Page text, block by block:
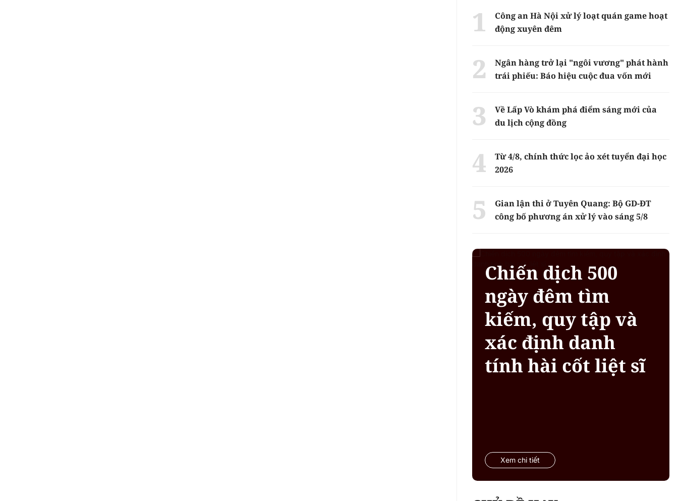
Công an Hà Nội xử lý loạt quán game hoạt
động xuyên đêm
Ngân hàng trở lại "ngôi vương" phát hành
trái phiếu: Báo hiệu cuộc đua vốn mới
Về Lấp Vò khám phá điểm sáng mới của
du lịch cộng đồng
Từ 4/8, chính thức lọc ảo xét tuyển đại học
2026
Gian lận thi ở Tuyên Quang: Bộ GD-ĐT
công bố phương án xử lý vào sáng 5/8
Chiến dịch 500
ngày đêm tìm
kiếm, quy tập và
xác định danh
tính hài cốt liệt sĩ
Xem chi tiết